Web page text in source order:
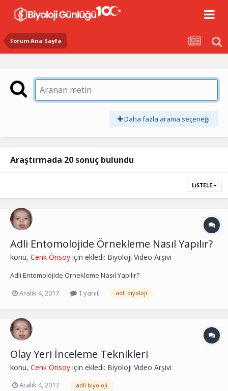
Forum Ana Sayfa
Daha fazla arama seçeneği
Araştırmada 20 sonuç bulundu
LISTELE
Adli Entomolojide Örnekleme Nasıl Yapılır?
konu, Cenk Önsoy için ekledi: Biyoloji Video Arşivi
Adli Entomolojide Örnekleme Nasıl Yapılır?
Aralık 4, 2017
1 yanıt adli biyoloji
Olay Yeri İnceleme Teknikleri
konu, Cenk Önsoy için ekledi: Biyoloji Video Arşivi
Aralık 4, 2017 adli biyoloji